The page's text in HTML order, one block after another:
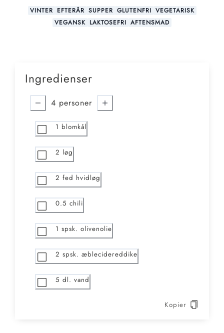
VINTER EFTERÅR SUPPER GLUTENFRI VEGETARISK
VEGANSK LAKTOSEFRI AFTENSMAD
Ingredienser
4 personer
1 blomkål
2 løg
2 fed hvidløg
0.5 chili
1 spsk. olivenolie
2 spsk. æblecidereddike
5 dl. vand
Kopier